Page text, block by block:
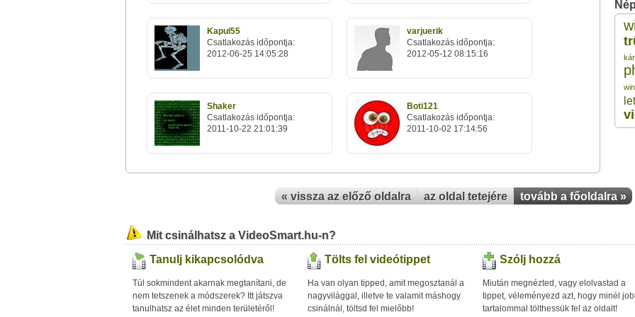
Kapul55
Csatlakozás időpontja:
2012-06-25 14:05:28
varjuerik
Csatlakozás időpontja:
2012-05-12 08:15:16
Shaker
Csatlakozás időpontja:
2011-10-22 21:01:39
Boti121
Csatlakozás időpontja:
2011-10-02 17:14:56
« vissza az előző oldalra az oldal tetejére tovább a főoldalra »
Mit csinálhatsz a VideoSmart.hu-n?
Tanulj kikapcsolódva
Túl sokmindent akarnak megtanítani, de
nem tetszenek a módszerek? Itt játszva
tanulhatsz az élet minden területéről!
Tölts fel videótippet
Ha van olyan tipped, amit megosztanál a
nagyvilággal, illetve te valamit máshogy
csinálnál, töltsd fel mielőbb!
Szólj hozzá
Miután megnézted, vagy elolvastad a
tippet, véleményezd azt, hogy minél
tartalommal tölthessük fel az oldalt!